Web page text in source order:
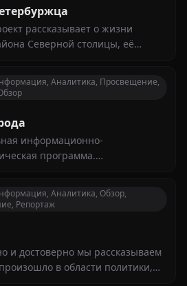
рассказывает о жизни
Северной столицы, её
Аналитика, Просвещение,
информационно-
программа.
которых невозможно
Петербург сегодня
Аналитика, Обзор,
Репортаж
и достоверно мы рассказываем
в области политики,